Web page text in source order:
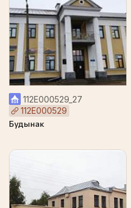
112Е000529_27
112Е000529
Будынак